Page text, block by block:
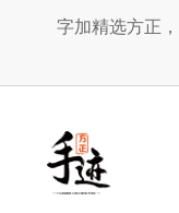
字加精选方正